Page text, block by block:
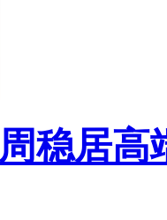
稳居